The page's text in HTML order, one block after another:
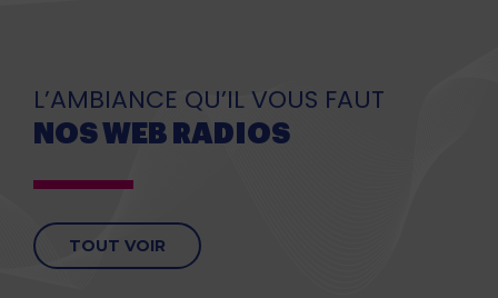
L’AMBIANCE QU’IL VOUS FAUT
NOS WEB RADIOS
TOUT VOIR